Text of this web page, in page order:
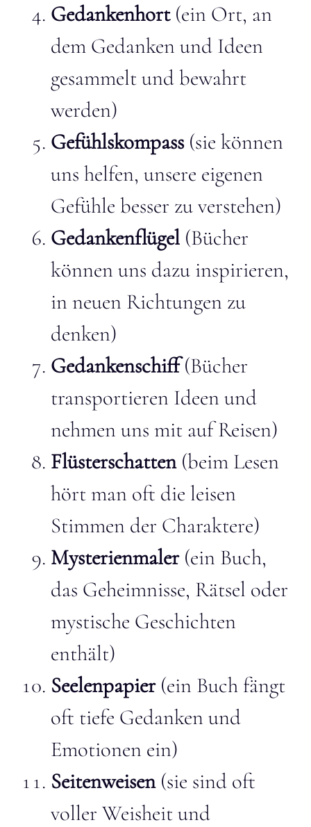
Gedankenhort(ein Ort, an
dem Gedanken und Ideen
gesammelt und bewahrt
werden)
Gefühlskompass(sie können
uns helfen, unsere eigenen
Gefühle besser zu verstehen)
Gedankenflügel (Bücher
können uns dazu inspirieren,
in neuen Richtungen zu
denken)
Gedankenschiff(Bücher
transportieren Ideen und
nehmen uns mit auf Reisen)
Flüsterschatten(beim Lesen
hört man oft die leisen
Stimmen der Charaktere)
Mysterienmaler(ein Buch,
das Geheimnisse, Rätsel oder
mystische Geschichten
enthält)
Seelenpapier(ein Buch fängt
oft tiefe Gedanken und
Emotionen ein)
Seitenweisen(sie sind oft
voller Weisheit und